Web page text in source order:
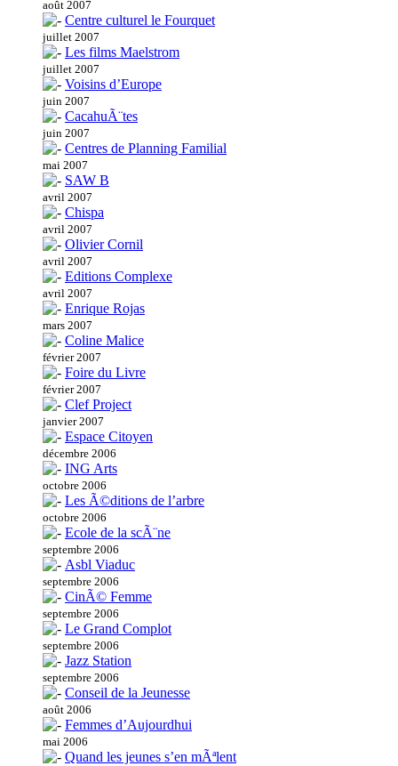
août 2007
Centre culturel le Fourquet
juillet 2007
Les films Maelstrom
juillet 2007
Voisins d’Europe
juin 2007
CacahuÃ¨tes
juin 2007
Centres de Planning Familial
mai 2007
SAW B
avril 2007
Chispa
avril 2007
Olivier Cornil
avril 2007
Editions Complexe
avril 2007
Enrique Rojas
mars 2007
Coline Malice
février 2007
Foire du Livre
février 2007
Clef Project
janvier 2007
Espace Citoyen
décembre 2006
ING Arts
octobre 2006
Les Ã©ditions de l’arbre
octobre 2006
Ecole de la scÃ¨ne
septembre 2006
Asbl Viaduc
septembre 2006
CinÃ© Femme
septembre 2006
Le Grand Complot
septembre 2006
Jazz Station
septembre 2006
Conseil de la Jeunesse
août 2006
Femmes d’Aujourdhui
mai 2006
Quand les jeunes s’en mÃªlent